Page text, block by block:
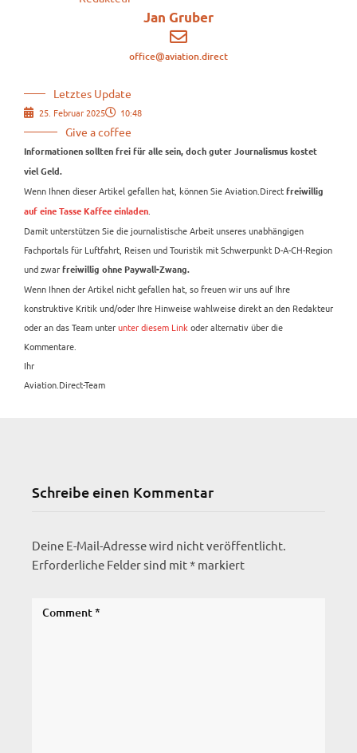
Jan Gruber
office@aviation.direct
Letztes Update
25. Februar 2025 10:48
Give a coffee
Informationen sollten frei für alle sein, doch guter Journalismus kostet
viel Geld.
Wenn Ihnen dieser Artikel gefallen hat, können Sie Aviation.Direct freiwillig
auf eine Tasse Kaffee einladen.
Damit unterstützen Sie die journalistische Arbeit unseres unabhängigen
Fachportals für Luftfahrt, Reisen und Touristik mit Schwerpunkt D-A-CH-Region
und zwar freiwillig ohne Paywall-Zwang.
Wenn Ihnen der Artikel nicht gefallen hat, so freuen wir uns auf Ihre
konstruktive Kritik und/oder Ihre Hinweise wahlweise direkt an den Redakteur
oder an das Team unterunter diesem Linkoder alternativ über die
Kommentare.
Ihr
Aviation.Direct-Team
Schreibe einen Kommentar
Deine E-Mail-Adresse wird nicht veröffentlicht.
Erforderliche Felder sind mit* markiert